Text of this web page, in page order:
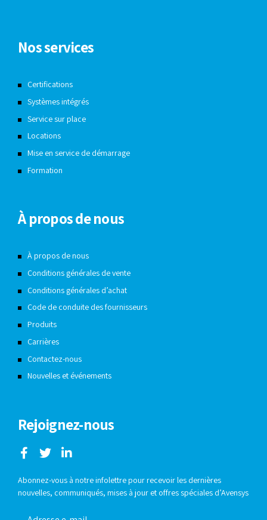
Nos services
Certifications
Systèmes intégrés
Service sur place
Locations
Mise en service de démarrage
Formation
À propos de nous
À propos de nous
Conditions générales de vente
Conditions générales d’achat
Code de conduite des fournisseurs
Produits
Carrières
Contactez-nous
Nouvelles et événements
Rejoignez-nous
Abonnez-vous à notre infolettre pour recevoir les dernières
nouvelles, communiqués, mises à jour et offres spéciales d’Avensys